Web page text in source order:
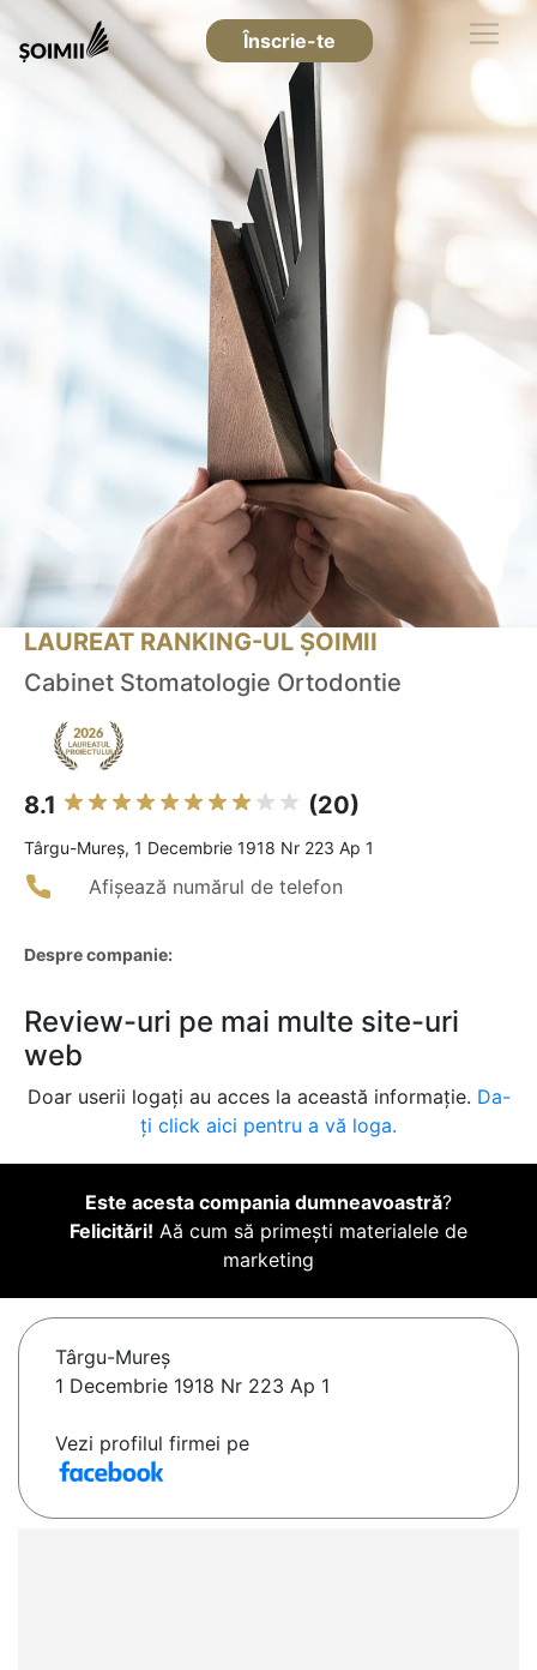
Înscrie-te
LAUREAT RANKING-UL ȘOIMII
Cabinet Stomatologie Ortodontie
8.1 (20)
Târgu-Mureş, 1 Decembrie 1918 Nr 223 Ap 1
Afișează numărul de telefon
Despre companie:
Review-uri pe mai multe site-uri
web
Doar userii logați au acces la această informație. Da-
ți click aici pentru a vă loga.
Este acesta compania dumneavoastră?
Felicitări! Aă cum să primești materialele de
marketing
Târgu-Mureş
1 Decembrie 1918 Nr 223 Ap 1
Vezi profilul firmei pe